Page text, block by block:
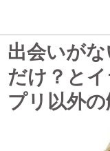
出会いが
だけ？と
プリ以外